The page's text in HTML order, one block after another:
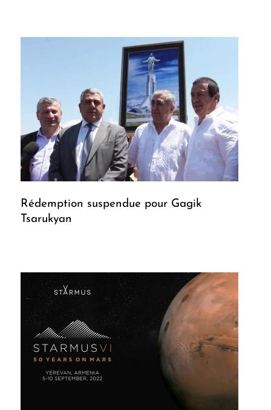
Rédemption suspendue pour Gagik
Tsarukyan